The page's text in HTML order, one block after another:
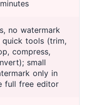
minutes
no watermark
quick tools (trim,
compress,
small
only in
full free editor